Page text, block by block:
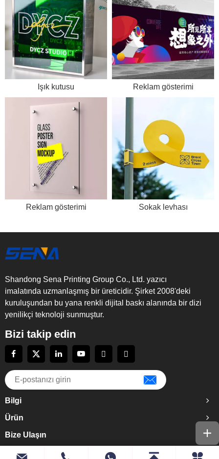
Işık kutusu Reklam gösterimi
Reklam gösterimi Sokak levhası
Shandong Sena Printing Group Co., Ltd. yazıcı
imalatında uzmanlaşmış bir üreticidir. Şirket 2008'deki
kuruluşundan bu yana renkli dijital baskı alanında bir dizi
yenilikçi teknoloji sunmuştur.
Bizi takip edin
Bilgi
Ürün
Bize Ulaşın